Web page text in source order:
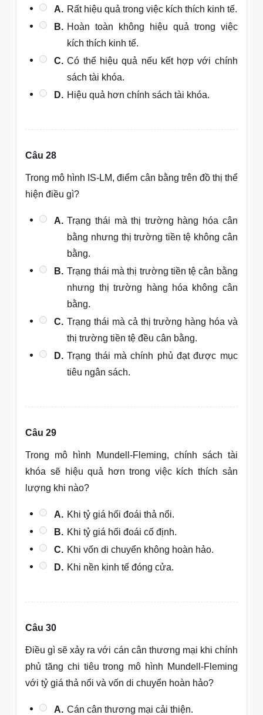
A. Rất hiệu quả trong việc kích thích kinh tế.
B. Hoàn toàn không hiệu quả trong việc
kích thích kinh tế.
C. Có thể hiệu quả nếu kết hợp với chính
sách tài khóa.
D. Hiệu quả hơn chính sách tài khóa.
Câu 28
Trong mô hình IS-LM, điểm cân bằng trên đồ thị thể
hiện điều gì?
A. Trạng thái mà thị trường hàng hóa cân
bằng nhưng thị trường tiền tệ không cân
bằng.
B. Trạng thái mà thị trường tiền tệ cân bằng
nhưng thị trường hàng hóa không cân
bằng.
C. Trạng thái mà cả thị trường hàng hóa và
thị trường tiền tệ đều cân bằng.
D. Trạng thái mà chính phủ đạt được mục
tiêu ngân sách.
Câu 29
Trong mô hình Mundell-Fleming, chính sách tài
khóa sẽ hiệu quả hơn trong việc kích thích sản
lượng khi nào?
A. Khi tỷ giá hối đoái thả nổi.
B. Khi tỷ giá hối đoái cố định.
C. Khi vốn di chuyển không hoàn hảo.
D. Khi nền kinh tế đóng cửa.
Câu 30
Điều gì sẽ xảy ra với cán cân thương mại khi chính
phủ tăng chi tiêu trong mô hình Mundell-Fleming
với tỷ giá thả nổi và vốn di chuyển hoàn hảo?
A. Cán cân thương mại cải thiện.